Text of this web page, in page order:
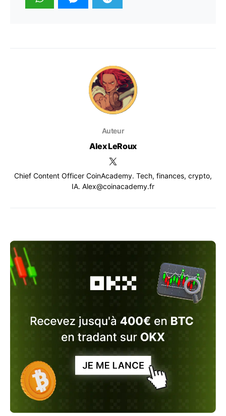
Auteur
Alex LeRoux
Chief Content Officer CoinAcademy. Tech, finances, crypto,
IA. Alex@coinacademy.fr